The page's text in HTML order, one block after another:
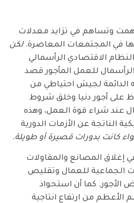
وتساهم في تزايد معدلات
في المجتمعات المعاصرة.لكن
الاقتصادي الرأسمالي
للعمل المأجور قصد
الدائمة لجيش احتياطي من
على أجور دنيا وخلق شروط
عند شراء قوة العمل، وهذه
الناتجة عن الأزمات الدورية
كانت بدورات قصيرة أو طويلة.
إغلاق المصانع والمقاولات
الجماعية للعمال وتقليص
كما أن استحواذ
الأعظم من ارتفاع انتاجية